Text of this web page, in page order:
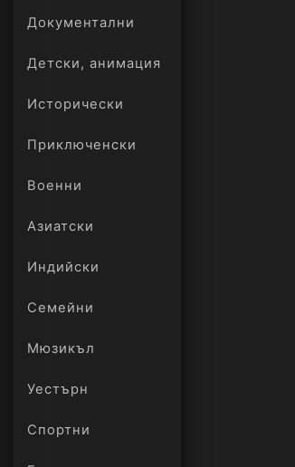
Документални
Детски, анимация
Исторически
Приключенски
Военни
Азиатски
Индийски
Семейни
Мюзикъл
Уестърн
Спортни